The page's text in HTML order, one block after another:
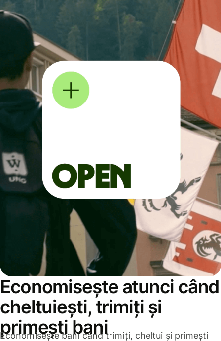
Economisește atunci când
cheltuiești, trimiți și
primești bani
Economisește bani când trimiți, cheltui și primești